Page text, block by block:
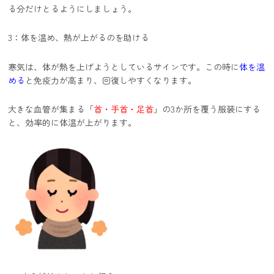
る分だけとるようにしましょう。
3：体を温め、熱が上がるのを助ける
寒気は、体が熱を上げようとしているサインです。この時に体を温
める と免疫力が高まり、回復しやすくなります。
大きな血管が集まる「首・手首・足首 」の3か所を覆う服装にする
と、効率的に体温が上がります。